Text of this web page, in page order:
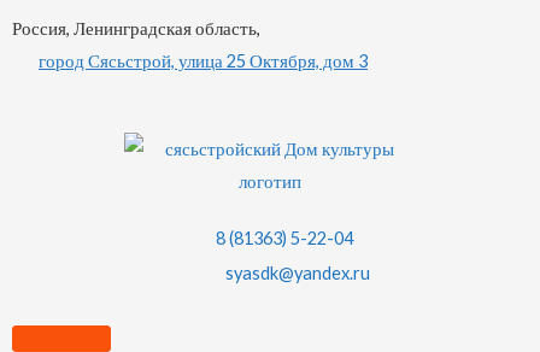
Россия, Ленинградская область,
город Сясьстрой, улица 25 Октября, дом 3
8 (81363) 5-22-04
syasdk@yandex.ru